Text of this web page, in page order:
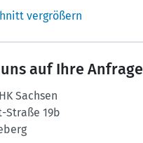
vergrößern
auf Ihre Anfrage
Sachsen
Straße 19b